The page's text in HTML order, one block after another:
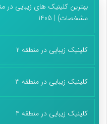
مشخصات) | 1405
کلینیک زیبایی در منطقه 2
کلینیک زیبایی در منطقه 3
کلینیک زیبایی در منطقه 4